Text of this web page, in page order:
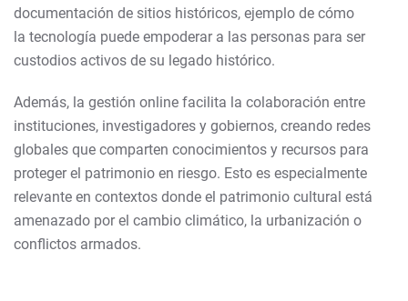
documentación de sitios históricos, ejemplo de cómo
la tecnología puede empoderar a las personas para ser
custodios activos de su legado histórico.
Además, la gestión online facilita la colaboración entre
instituciones, investigadores y gobiernos, creando redes
globales que comparten conocimientos y recursos para
proteger el patrimonio en riesgo. Esto es especialmente
relevante en contextos donde el patrimonio cultural está
amenazado por el cambio climático, la urbanización o
conflictos armados.